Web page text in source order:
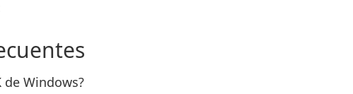
de Windows?